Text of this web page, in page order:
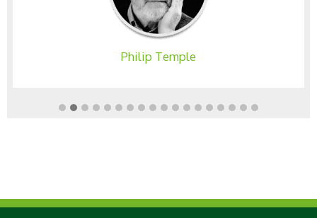
Philip Temple